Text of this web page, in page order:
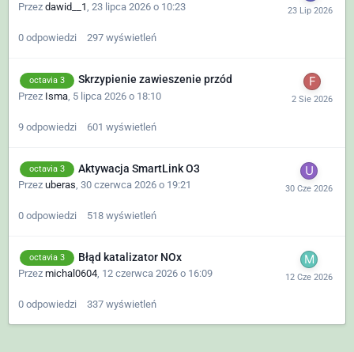
Przez dawid__1, 23 lipca 2026 o 10:23
0 odpowiedzi 297 wyświetleń
octavia 3 Skrzypienie zawieszenie przód
Przez Isma 5 lipca 2026 o 18:10
9 odpowiedzi 601 wyświetleń
octavia 3 Aktywacja SmartLink O3
Przez uberas, 30 czerwca 2026 o 19:21
0 odpowiedzi 518 wyświetleń
octavia 3 Błąd katalizator NOx
Przez michal0604, 12 czerwca 2026 o 16:09
0 odpowiedzi 337 wyświetleń